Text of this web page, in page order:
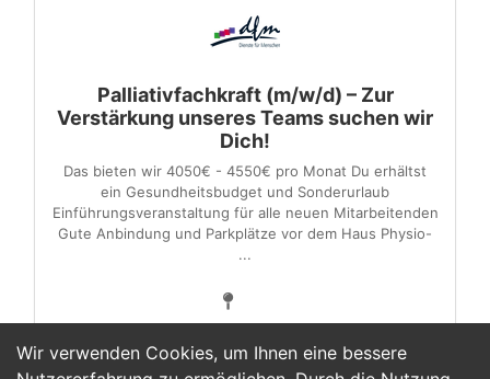
Wir verwenden Cookies, um Ihnen eine bessere
Palliativfachkraft (m/w/d) – Zur
Verstärkung unseres Teams suchen wir
Dich!
Das bieten wir 4050€ - 4550€ pro Monat Du erhältst
ein Gesundheitsbudget und Sonderurlaub
Einführungsveranstaltung für alle neuen Mitarbeitenden
Gute Anbindung und Parkplätze vor dem Haus Physio-
...